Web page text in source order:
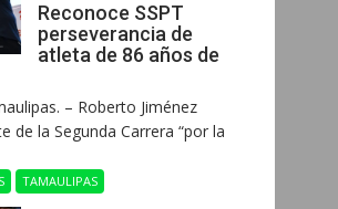
Reconoce SSPT
perseverancia de
atleta de 86 años de
– Roberto Jiménez
de la Segunda Carrera “por la
TAMAULIPAS